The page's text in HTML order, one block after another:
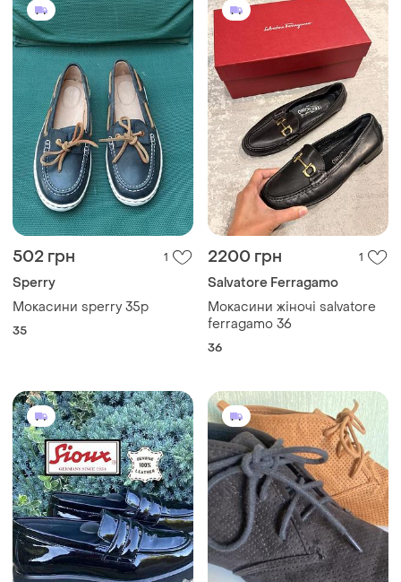
502 грн 1
Sperry
Мокасини sperry 35р
35
2200 грн 1
Salvatore Ferragamo
Мокасини жіночі salvatore
ferragamo 36
36